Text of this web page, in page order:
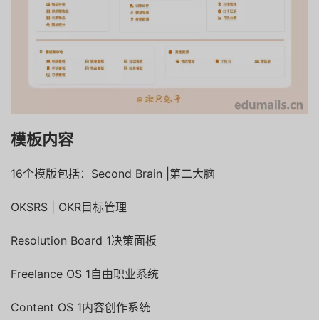
模板内容
16个模版包括：Second Brain |第二大脑
OKSRS | OKR目标管理
Resolution Board 1决策面板
Freelance OS 1自由职业系统
Content OS 1内容创作系统